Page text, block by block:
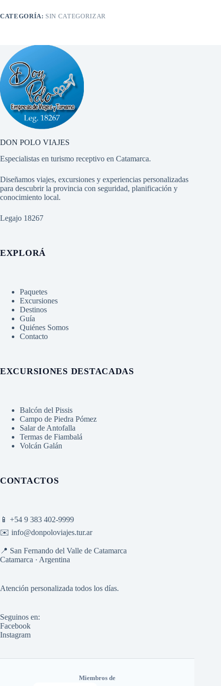
CATEGORÍA: SIN CATEGORIZAR
DON POLO VIAJES
Especialistas en turismo receptivo en Catamarca.
Diseñamos viajes, excursiones y experiencias personalizadas
para descubrir la provincia con seguridad, planificación y
conocimiento local.
Legajo 18267
EXPLORÁ
Paquetes
Excursiones
Destinos
Guía
Quiénes Somos
Contacto
EXCURSIONES DESTACADAS
Balcón del Pissis
Campo de Piedra Pómez
Salar de Antofalla
Termas de Fiambalá
Volcán Galán
CONTACTOS
📱 +54 9 383 402-9999
✉️ info@donpoloviajes.tur.ar
📍 San Fernando del Valle de Catamarca
Catamarca · Argentina
Atención personalizada todos los días.
Seguinos en:
Facebook
Instagram
Miembros de